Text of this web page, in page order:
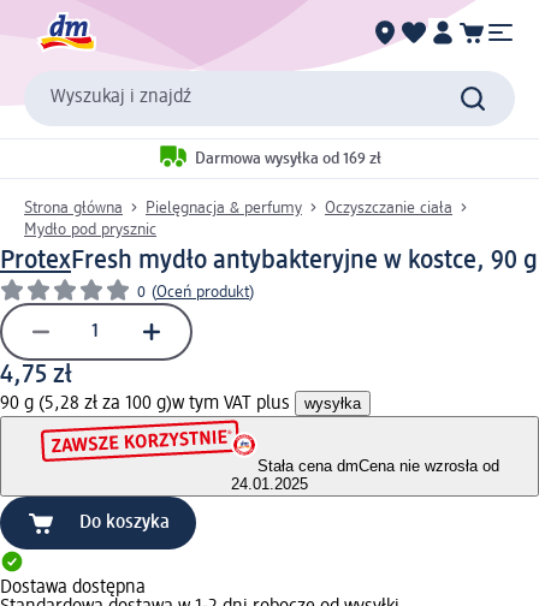
Wyszukaj i znajdź
Darmowa wysyłka od 169 zł
Strona główna Pielęgnacja & perfumy
Oczyszczanie ciała
Mydło pod prysznic
ProtexFresh mydło antybakteryjne w kostce, 90 g
0 (Oceń produkt)
4,75 zł
90 g (5,28 zł za 100 g)w tym VAT plus wysyłka
Stała cena dmCena nie wzrosła od
24.01.2025
Do koszyka
Dostawa dostępna